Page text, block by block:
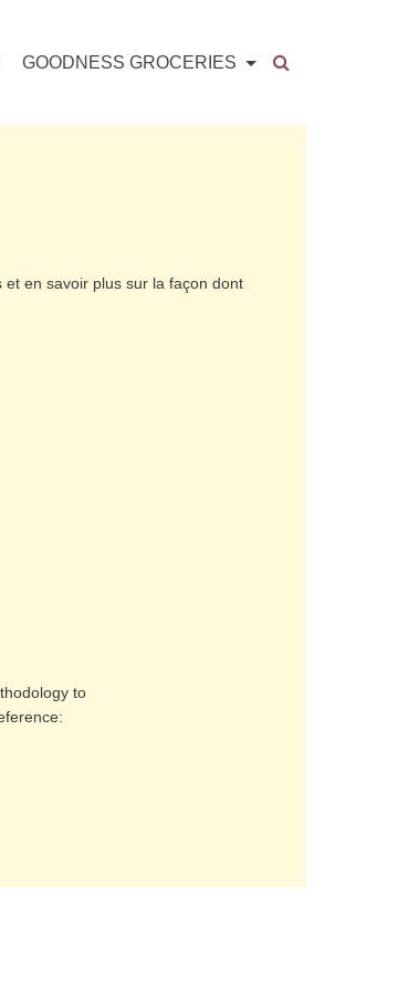
GOODNESS GROCERIES
et en savoir plus sur la façon dont
to